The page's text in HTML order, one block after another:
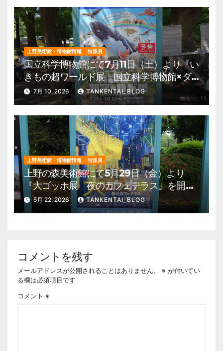
上野美術館・博物館情報 特派員
国立科学博物館にて7月11日（土）より『い
きもの超ワールド展 国立科学博物館×ダ
ーウィンが来た！』を開催。 上野公園
美術館・博物館 混雑情報他
7月 10, 2026 TANKENTAI_BLOG
上野美術館・博物館情報 特派員
上野の森美術館にて5月29日（金）より
『大ゴッホ展 夜のカフェテラス』を開
催。 上野公園 美術館・博物館 混雑情
報他
5月 22, 2026 TANKENTAI_BLOG
コメントを残す
メールアドレスが公開されることはありません。 ※ が付いてい
る欄は必須項目です
コメント ※